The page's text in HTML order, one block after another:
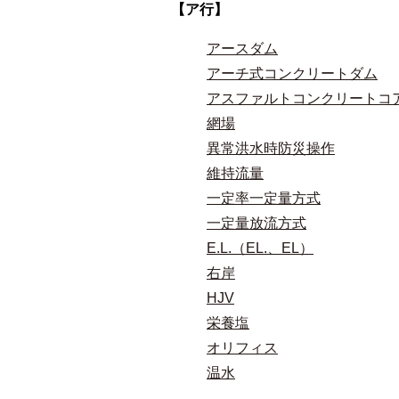
【ア行】
アースダム
アーチ式コンクリートダム
アスファルトコンクリートコ
網場
異常洪水時防災操作
維持流量
一定率一定量方式
一定量放流方式
E.L.（EL.、EL）
右岸
HJV
栄養塩
オリフィス
温水